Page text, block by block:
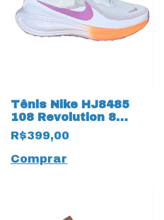
Tênis Nike HJ8485
108 Revolution 8
19985
Branco/Magenta
R$399,00
Comprar